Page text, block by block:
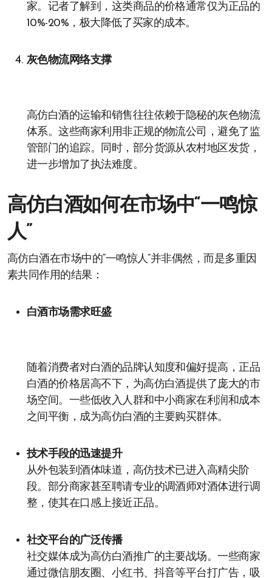
家。记者了解到，这类商品的价格通常仅为正品的
10%-20%，极大降低了买家的成本。
灰色物流网络支撑
高仿白酒的运输和销售往往依赖于隐秘的灰色物流
体系。这些商家利用非正规的物流公司，避免了监
管部门的追踪。同时，部分货源从农村地区发货，
进一步增加了执法难度。
高仿白酒如何在市场中“一鸣惊
人”
高仿白酒在市场中的“一鸣惊人”并非偶然，而是多重因
素共同作用的结果：
白酒市场需求旺盛
随着消费者对白酒的品牌认知度和偏好提高，正品
白酒的价格居高不下，为高仿白酒提供了庞大的市
场空间。一些低收入人群和中小商家在利润和成本
之间平衡，成为高仿白酒的主要购买群体。
技术手段的迅速提升
从外包装到酒体味道，高仿技术已进入高精尖阶
段。部分商家甚至聘请专业的调酒师对酒体进行调
整，使其在口感上接近正品。
社交平台的广泛传播
社交媒体成为高仿白酒推广的主要战场。一些商家
通过微信朋友圈、小红书、抖音等平台打广告，吸